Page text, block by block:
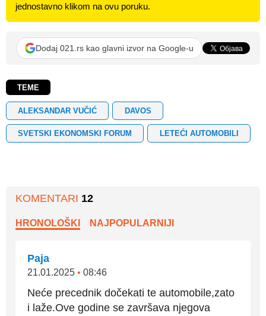
jednostavno klikom na ovu poruku.
Dodaj 021.rs kao glavni izvor na Google-u
TEME
ALEKSANDAR VUČIĆ DAVOS
SVETSKI EKONOMSKI FORUM LETEĆI AUTOMOBILI
KOMENTARI 12
HRONOLOŠKI NAJPOPULARNIJI
Paja
21.01.2025 • 08:46
Neće precednik dočekati te automobile,zato
i laže.Ove godine se završava njegova